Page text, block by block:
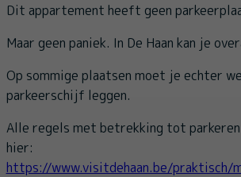
Dit appartement heeft geen
Maar geen paniek. In De Haan kan je
Op sommige plaatsen moet je echter
parkeerschijf leggen.
Alle regels met betrekking tot parkeren
hier:
https://www.visitdehaan.be/praktisch/